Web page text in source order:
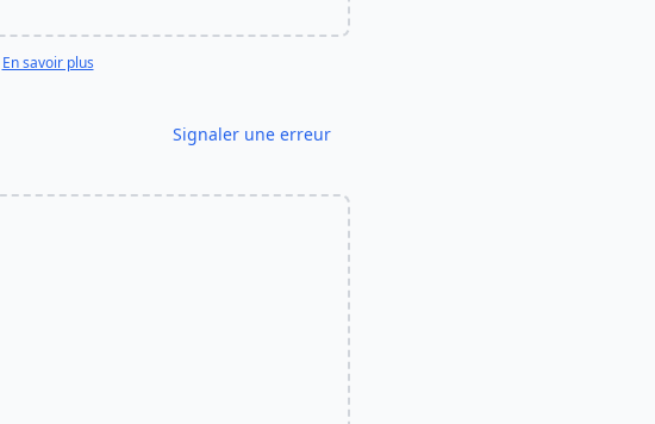
En savoir plus
Signaler une erreur